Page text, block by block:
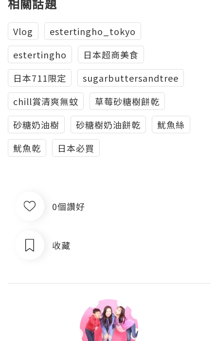
相關話題
Vlog
estertingho_tokyo
estertingho
日本超商美食
日本711限定
sugarbuttersandtree
chill賞清爽無蚊
草莓砂糖樹餅乾
砂糖奶油樹
砂糖樹奶油餅乾
魷魚絲
魷魚乾
日本必買
0個讚好
收藏